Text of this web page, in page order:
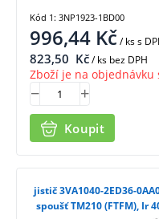
996,44 Kč/ kss
823,50 Kč/ ks bez DPH
Zboží je na
Koupit
Kód 1: 3NP1923-1BD00
jistič 3VA1040-2ED36-
spoušť TM210 (FTFM), Ir